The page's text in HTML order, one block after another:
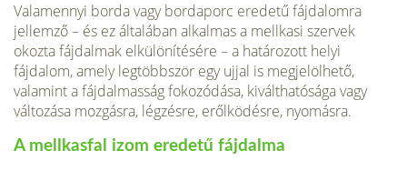
Valamennyi borda vagy bordaporc eredetű fájdalomra
jellemző – és ez általában alkalmas a mellkasi szervek
okozta fájdalmak elkülönítésére – a határozott helyi
fájdalom, amely legtöbbször egy ujjal is megjelölhető,
valamint a fájdalmasság fokozódása, kiválthatósága vagy
változása mozgásra, légzésre, erőlködésre, nyomásra.
A mellkasfal izom eredetű fájdalma